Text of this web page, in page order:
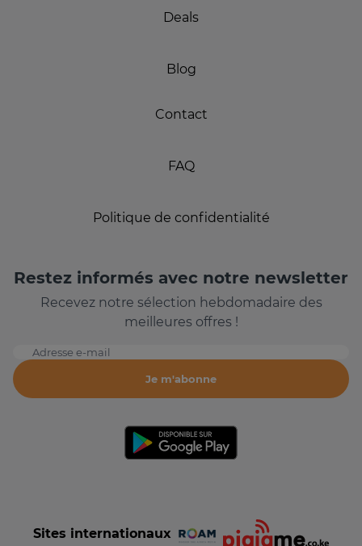
Deals
Blog
Contact
FAQ
Politique de confidentialité
Restez informés avec notre newsletter
Recevez notre sélection hebdomadaire des
meilleures offres !
Adresse e-mail
Je m'abonne
Sites internationaux